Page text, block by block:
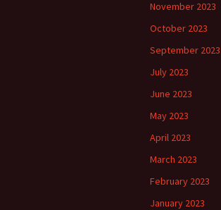
November 2023
October 2023
September 2023
July 2023
June 2023
May 2023
April 2023
March 2023
February 2023
January 2023